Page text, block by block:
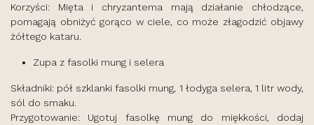
Korzyści: Mięta i chryzantema mają działanie chłodzące,
pomagają obniżyć gorąco w ciele, co może złagodzić objawy
żółtego kataru.
Zupa z fasolki mung i selera
Składniki: pół szklanki fasolki mung, 1 łodyga selera, 1 litr wody,
sól do smaku.
Przygotowanie: Ugotuj fasolkę mung do miękkości, dodaj